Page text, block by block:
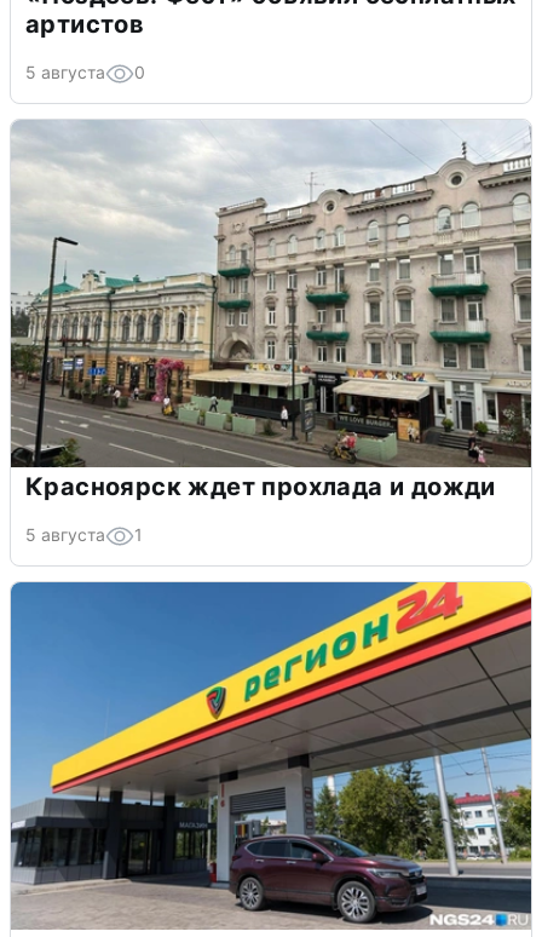
артистов
5 августа 0
Красноярск ждет прохлада и дожди
5 августа 1